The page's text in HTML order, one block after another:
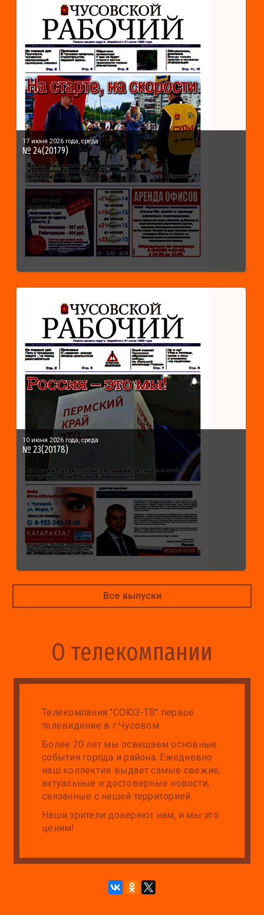
17 июня 2026 года, среда
№ 24(20179)
10 июня 2026 года, среда
№ 23(20178)
Все выпуски
О телекомпании
Телекомпания "СОЮЗ-ТВ" первое
телевидение в г.Чусовом.
Более 20 лет мы освещаем основные
события города и района. Ежедневно
наш коллектив выдаёт самые свежие,
актуальные и достоверные новости,
связанные с нашей территорией.
Наши зрители доверяют нам, и мы это
ценим!